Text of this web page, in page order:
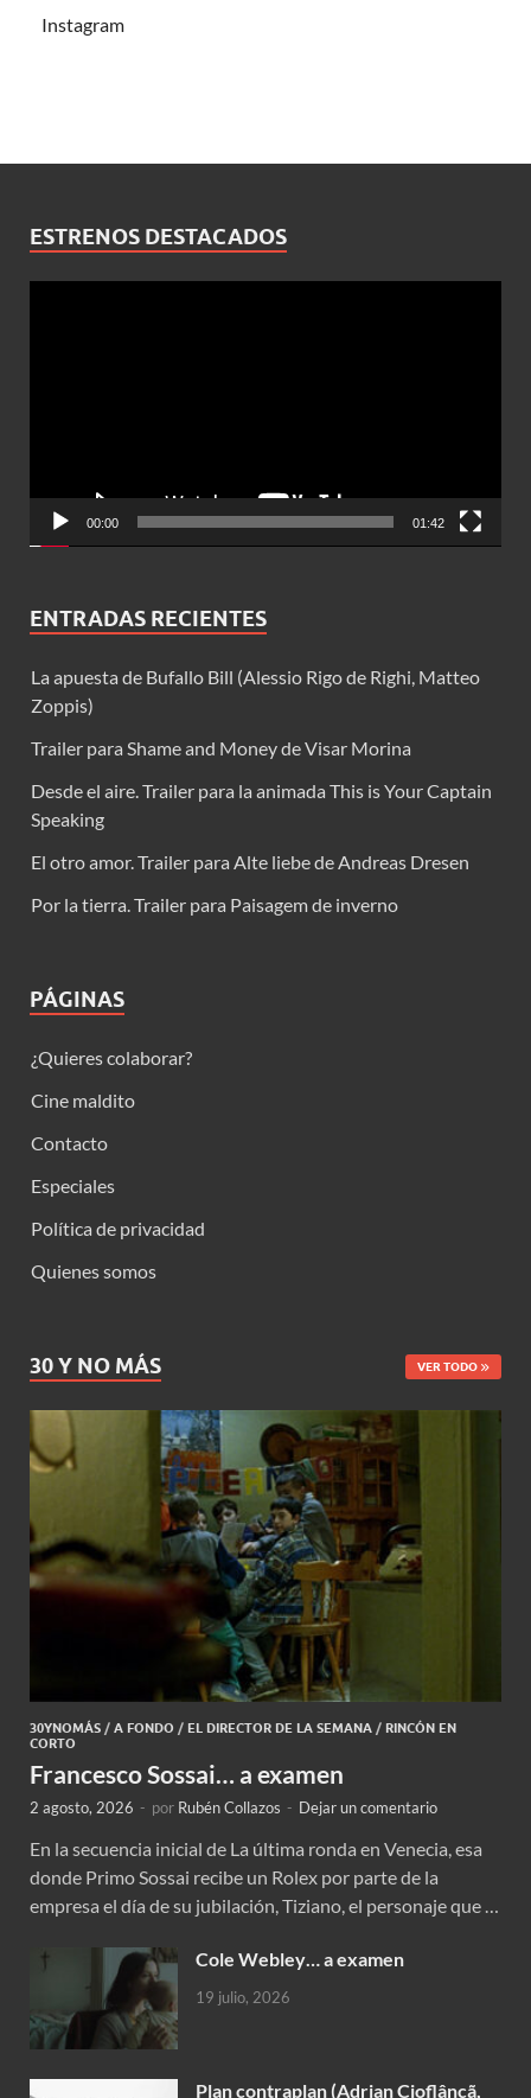
Instagram
ESTRENOS DESTACADOS
00:00 01:42
ENTRADAS RECIENTES
La apuesta de Bufallo Bill (Alessio Rigo de Righi, Matteo
Zoppis)
Trailer para Shame and Money de Visar Morina
Desde el aire. Trailer para la animada This is Your Captain
Speaking
El otro amor. Trailer para Alte liebe de Andreas Dresen
Por la tierra. Trailer para Paisagem de inverno
PÁGINAS
¿Quieres colaborar?
Cine maldito
Contacto
Especiales
Política de privacidad
Quienes somos
30 Y NO MÁS VER TODO
30YNOMÁS / A FONDO / EL DIRECTOR DE LA SEMANA / RINCÓN EN
CORTO
Francesco Sossai… a examen
2 agosto, 2026 - por Rubén Collazos - Dejar un comentario
En la secuencia inicial de La última ronda en Venecia, esa
donde Primo Sossai recibe un Rolex por parte de la
empresa el día de su jubilación, Tiziano, el personaje que …
Cole Webley… a examen
19 julio, 2026
Plan contraplan (Adrian Cioflâncã,